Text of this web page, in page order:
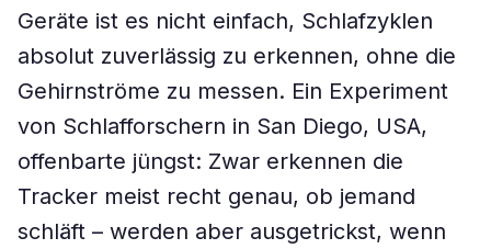
Geräte ist es nicht einfach, Schlafzyklen
absolut zuverlässig zu erkennen, ohne die
Gehirnströme zu messen. Ein Experiment
von Schlafforschern in San Diego, USA,
offenbarte jüngst: Zwar erkennen die
Tracker meist recht genau, ob jemand
schläft – werden aber ausgetrickst, wenn